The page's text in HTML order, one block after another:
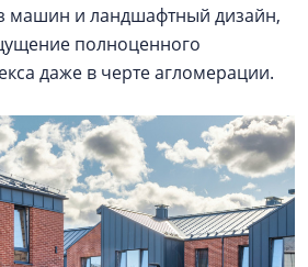
машин и ландшафтный дизайн,
полноценного
даже в черте агломерации.